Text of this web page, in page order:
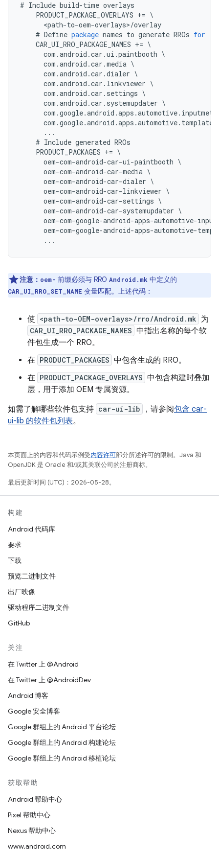
# Include build-time overlays
PRODUCT_PACKAGE_OVERLAYS +=
<path-to-oem-overlays>/overlay
# Define package names to generate RROs for
CAR_UI_RRO_PACKAGE_NAMES +=
com .android .car .ui .paintbooth
com .android .car .media
com .android .car .dialer
com .android .car . linkviewer
com .android .car . settings
com .android .car . systemupdater
com .google.android .apps .automotive.
com .google.android .apps .automotive. templates
...
# Include generated RROs
PRODUCT_PACKAGES +=
oem-com-android-car-ui-paintbooth
oem-com-android-car-media
oem-com-android-car-dialer
oem-com-android-car-linkviewer
oem-com-android-car-settings
oem-com-android-car-systemupdater
oem-com-google-android-apps-automotive-
oem-com-google-android-apps-automotive-
...
注意： oem- 前缀必须与 RRO Android.mk 中定义的
CAR_UI_RRO_SET_NAME 变量匹配。上述代码：
使 <path-to-OEM-overlays>/rro/Android.mk 为
CAR_UI_RRO_PACKAGE_NAMES 中指出名称的每个软
件包生成一个 RRO。
在 PRODUCT_PACKAGES 中包含生成的 RRO。
在 PRODUCT_PACKAGE_OVERLAYS 中包含构建时叠加
层，用于添加 OEM 专属资源。
如需了解哪些软件包支持 car-ui-lib ，请参阅包含 car-
ui-lib 的软件包列表。
本页面上的内容和代码示例受内容许可部分所述许可的限制。Java 和
OpenJDK 是 Oracle 和/或其关联公司的注册商标。
最后更新时间 (UTC)：2026-05-28。
构建
Android 代码库
要求
下载
预览二进制文件
出厂映像
驱动程序二进制文件
GitHub
关注
在 Twitter 上 @Android
在 Twitter 上 @AndroidDev
Android 博客
Google 安全博客
Google 群组上的 Android 平台论坛
Google 群组上的 Android 构建论坛
Google 群组上的 Android 移植论坛
获取帮助
Android 帮助中心
Pixel 帮助中心
Nexus 帮助中心
www.android.com